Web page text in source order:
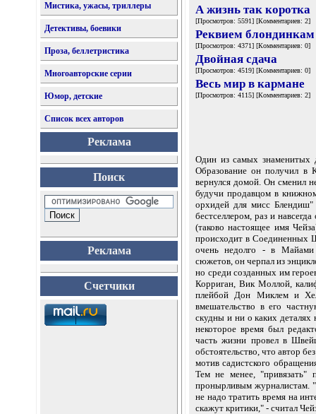
Мистика, ужасы, триллеры
Детективы, боевики
Проза, беллетристика
Многоавторские серии
Юмор, детские
Список всех авторов
Реклама
Поиск
Реклама
Счетчики
А жизнь так коротка
[Просмотров: 5591] [Комментариев: 2]
Реквием блондинкам
[Просмотров: 4371] [Комментариев: 0]
Двойная сдача
[Просмотров: 4519] [Комментариев: 0]
Весь мир в кармане
[Просмотров: 4115] [Комментариев: 2]
Один из самых знаменитых
Образование он получил в
вернулся домой. Он сменил
будучи продавцом в
орхидей для мисс
бестселлером, раз и
(таково настоящее имя
происходит в Соединенных
очень недолго - в Майами
сюжетов, он черпал из
но среди созданных им
Корриган, Вик Моллой,
плейбой Дон Миклем и
вмешательство в его
скудны и ни о каких деталях
некоторое время был
часть жизни провел в
обстоятельство, что автор
мотив садистского
Тем не менее, "привязать"
пронырливым журналистам.
не надо тратить время на
скажут критики," - считал